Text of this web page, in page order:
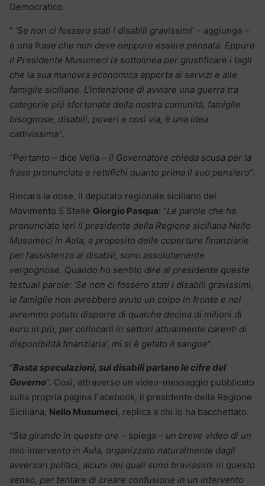
Democratico.
” ‘Se non ci fossero stati i disabili gravissimi’ – aggiunge –
è una frase che non deve neppure essere pensata. Eppure
il Presidente Musumeci la sottolinea per giustificare i tagli
che la sua manovra economica apporta ai servizi e alle
famiglie siciliane. L’intenzione di avviare una guerra tra
categorie più sfortunate della nostra comunità, famiglie
bisognose, disabili, poveri e così via, è una idea
cattivissima”.
“Pertanto – dice Vella – il Governatore chieda scusa per la
frase pronunciata e rettifichi quanto prima il suo pensiero“.
Rincara la dose, il deputato regionale siciliano del
Movimento 5 Stelle Giorgio Pasqua: “Le parole che ha
pronunciato ieri il presidente della Regione siciliana Nello
Musumeci in Aula, a proposito delle coperture finanziarie
per l’assistenza ai disabili, sono assolutamente
vergognose. Quando ho sentito dire al presidente queste
testuali parole: ‘Se non ci fossero stati i disabili gravissimi,
le famiglie non avrebbero avuto un colpo in fronte e noi
avremmo potuto disporre di qualche decina di milioni di
euro in più, per collocarli in settori attualmente carenti di
disponibilità finanziaria’, mi si è gelato il sangue“.
“Basta speculazioni, sui disabili parlano le cifre del
Governo“. Così, attraverso un video-messaggio pubblicato
sulla propria pagina Facebook, il presidente della Regione
Siciliana, Nello Musumeci, replica a chi lo ha bacchettato.
“Sta girando in queste ore – spiega – un breve video di un
mio intervento in Aula, organizzato naturalmente dagli
avversari politici, alcuni dei quali sono bravissimi in questo
senso, per tentare di creare confusione in un intervento